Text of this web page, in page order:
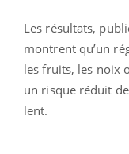
Les résultats,
montrent qu’un
les fruits, les noix
un risque réduit
lent.